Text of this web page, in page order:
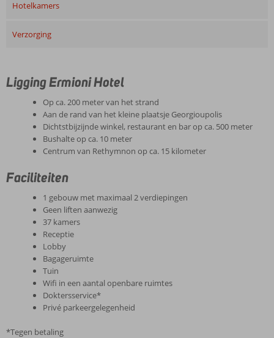
Hotelkamers
Verzorging
Ligging Ermioni Hotel
Op ca. 200 meter van het strand
Aan de rand van het kleine plaatsje Georgioupolis
Dichtstbijzijnde winkel, restaurant en bar op ca. 500 meter
Bushalte op ca. 10 meter
Centrum van Rethymnon op ca. 15 kilometer
Faciliteiten
1 gebouw met maximaal 2 verdiepingen
Geen liften aanwezig
37 kamers
Receptie
Lobby
Bagageruimte
Tuin
Wifi in een aantal openbare ruimtes
Doktersservice*
Privé parkeergelegenheid
*Tegen betaling